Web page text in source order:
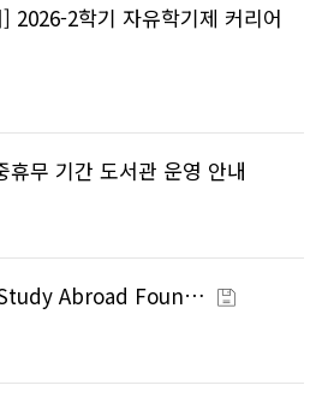
2학기 자유학기제 커리어
휴무 기간 도서관 운영 안내
Abroad Foun…